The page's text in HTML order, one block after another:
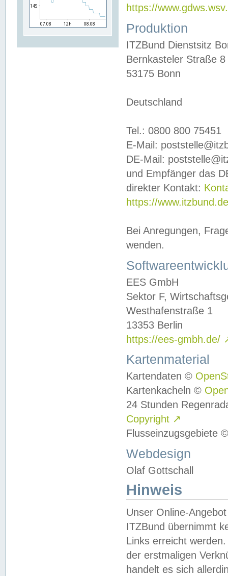
https://
Produktion
ITZBund Dienstsitz
Bernkasteler Straße 8
53175 Bonn
Deutschland
Tel.: 0800 800 75451
E-Mail:
DE-Mail:
und Empfänger das
direkter Kontakt:
https://
Bei Anregungen,
wenden.
EES GmbH
Sektor F,
Westhafenstraße 1
13353 Berlin
https://ees-gmbh.de/
Kartenmaterial
Kartendaten ©
Kartenkacheln ©
24 Stunden
Copyright ↗
Flusseinzugsgebiete
Webdesign
Olaf Gottschall
Hinweis
Unser Online-
ITZBund übernimmt
Links erreicht
der erstmaligen
handelt es sich